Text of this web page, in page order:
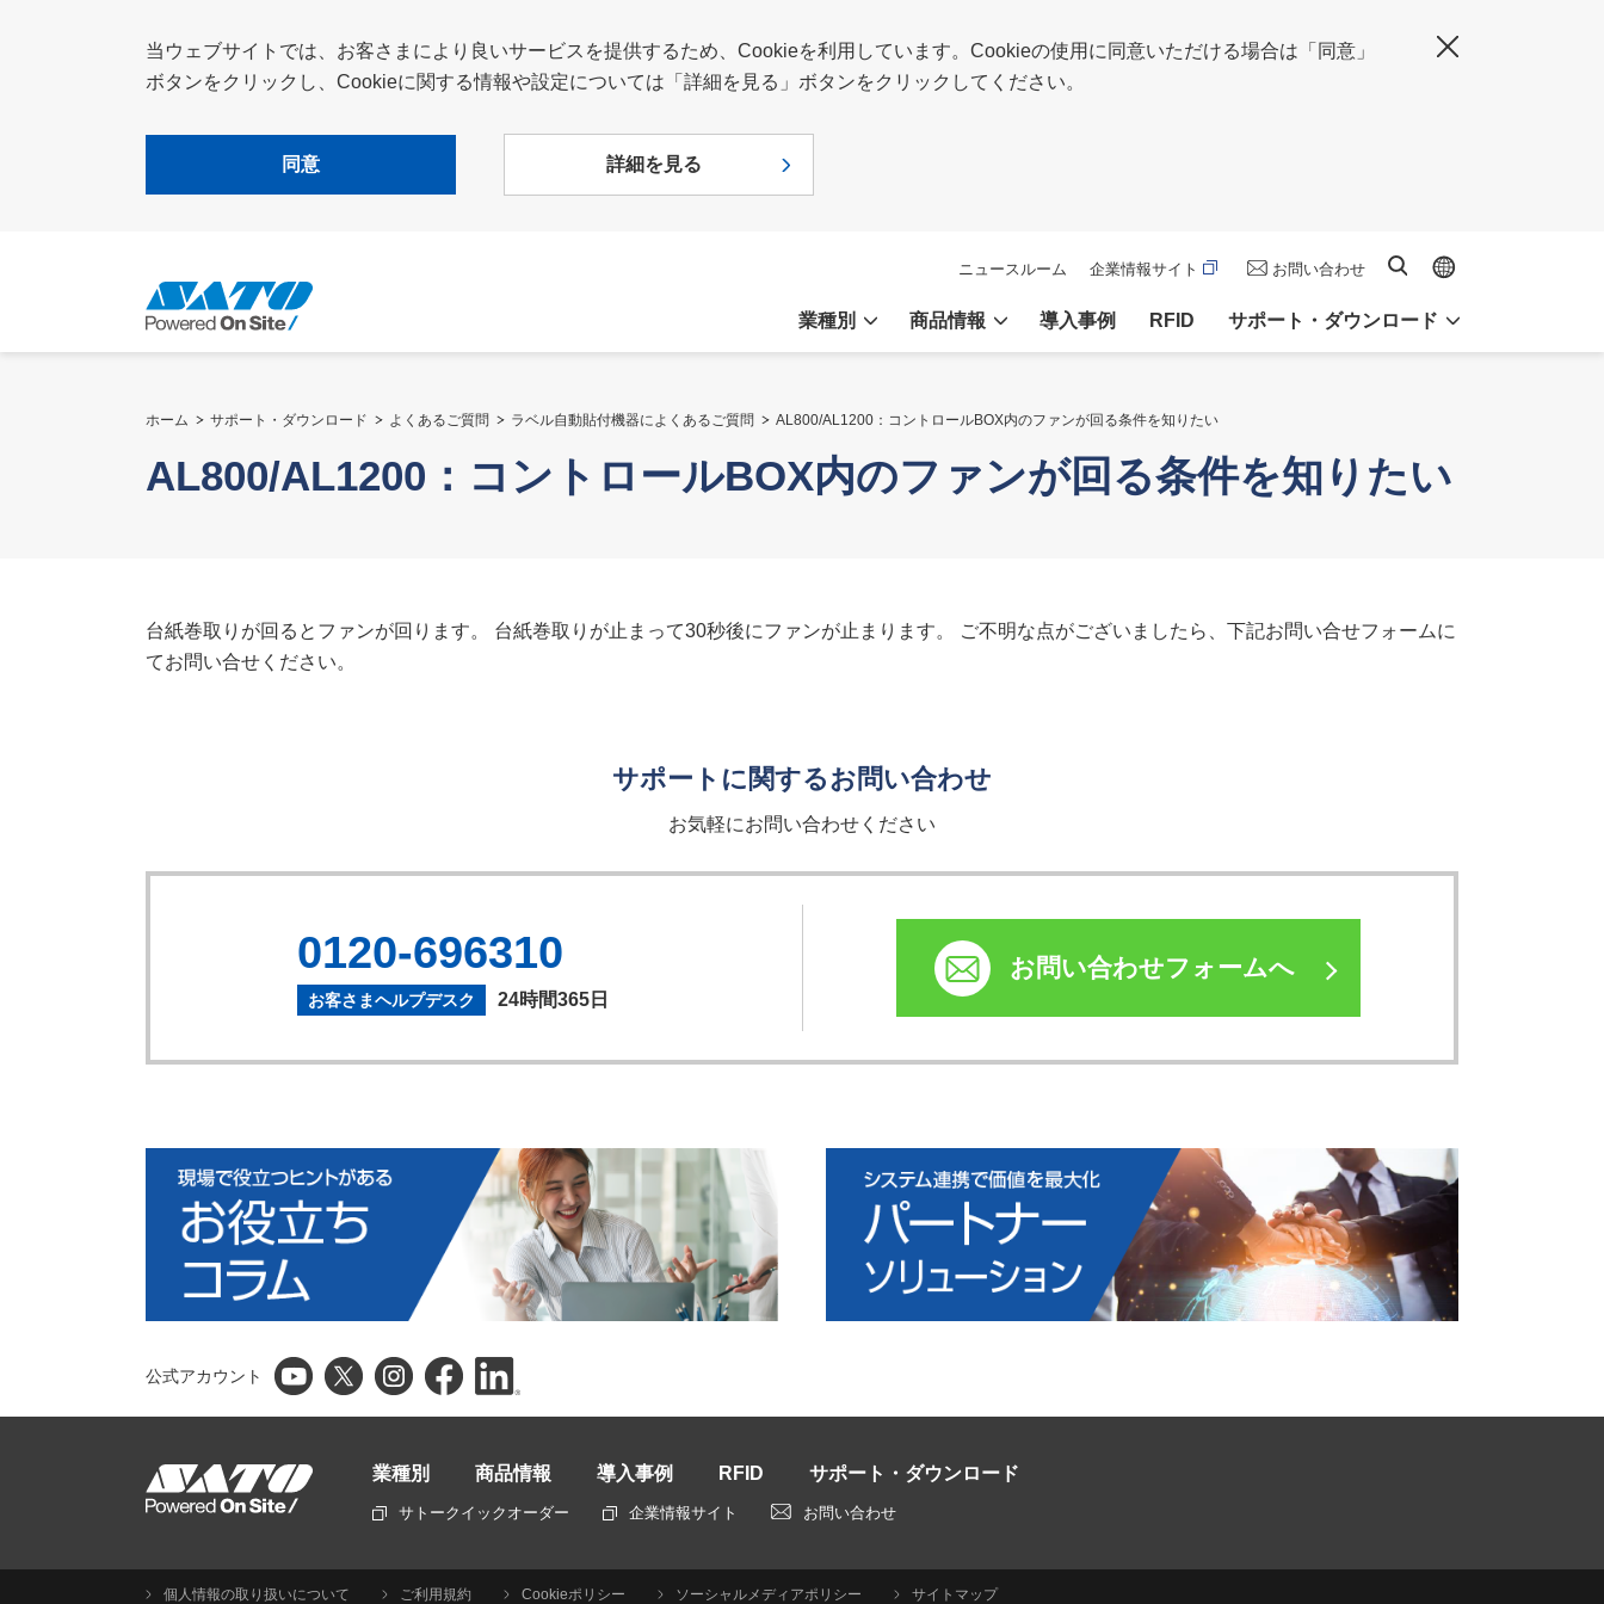
当ウェブサイトでは、お客さまにより良いサービスを提供するため、Cookieを利用しています。Cookieの使用に同意いただける場合は「同意」
ボタンをクリックし、Cookieに関する情報や設定については「詳細を見る」ボタンをクリックしてください。
同意 詳細を見る
業種別 商品情報 導入事例 RFID サポート・ダウンロード
ニュースルーム 企業情報サイト お問い合わせ サイト内検索
ホーム サポート・ダウンロード よくあるご質問 ラベル自動貼付機器によくあるご質問 AL800/AL1200：コントロールBOX内のファンが回る条件を知りたい
AL800/AL1200：コントロールBOX内のファンが回る条件を知りたい
台紙巻取りが回るとファンが回ります。 台紙巻取りが止まって30秒後にファンが止まります。 ご不明な点がございましたら、下記お問い合せフォームに
てお問い合せください。
サポートに関するお問い合わせ
お気軽にお問い合わせください
0120-696310
お客さまヘルプデスク 24時間365日
お問い合わせフォームへ
公式アカウント
業種別 商品情報 導入事例 RFID サポート・ダウンロード
サトークイックオーダー 企業情報サイト お問い合わせ
個人情報の取り扱いについて ご利用規約 Cookieポリシー ソーシャルメディアポリシー サイトマップ